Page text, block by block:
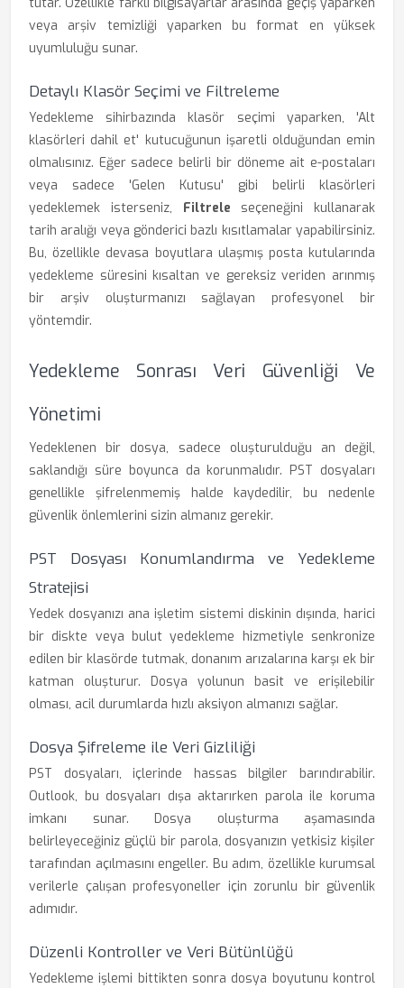
veya arşiv temizliği yaparken bu format en yüksek
uyumluluğu sunar.
Detaylı Klasör Seçimi ve Filtreleme
Yedekleme sihirbazında klasör seçimi yaparken, 'Alt
klasörleri dahil et' kutucuğunun işaretli olduğundan emin
olmalısınız. Eğer sadece belirli bir döneme ait e-postaları
veya sadece 'Gelen Kutusu' gibi belirli klasörleri
yedeklemek isterseniz, Filtrele seçeneğini kullanarak
tarih aralığı veya gönderici bazlı kısıtlamalar yapabilirsiniz.
Bu, özellikle devasa boyutlara ulaşmış posta kutularında
yedekleme süresini kısaltan ve gereksiz veriden arınmış
bir arşiv oluşturmanızı sağlayan profesyonel bir
yöntemdir.
Yedekleme Sonrası Veri Güvenliği Ve
Yönetimi
Yedeklenen bir dosya, sadece oluşturulduğu an değil,
saklandığı süre boyunca da korunmalıdır. PST dosyaları
genellikle şifrelenmemiş halde kaydedilir, bu nedenle
güvenlik önlemlerini sizin almanız gerekir.
PST Dosyası Konumlandırma ve Yedekleme
Stratejisi
Yedek dosyanızı ana işletim sistemi diskinin dışında, harici
bir diskte veya bulut yedekleme hizmetiyle senkronize
edilen bir klasörde tutmak, donanım arızalarına karşı ek bir
katman oluşturur. Dosya yolunun basit ve erişilebilir
olması, acil durumlarda hızlı aksiyon almanızı sağlar.
Dosya Şifreleme ile Veri Gizliliği
PST dosyaları, içlerinde hassas bilgiler barındırabilir.
Outlook, bu dosyaları dışa aktarırken parola ile koruma
imkanı sunar. Dosya oluşturma aşamasında
belirleyeceğiniz güçlü bir parola, dosyanızın yetkisiz kişiler
tarafından açılmasını engeller. Bu adım, özellikle kurumsal
verilerle çalışan profesyoneller için zorunlu bir güvenlik
adımıdır.
Düzenli Kontroller ve Veri Bütünlüğü
Yedekleme işlemi bittikten sonra dosya boyutunu kontrol